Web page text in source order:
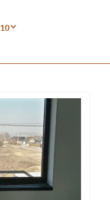
10